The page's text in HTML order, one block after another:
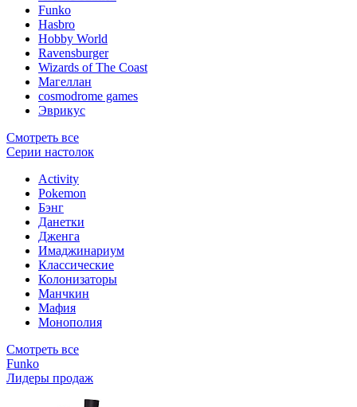
Funko
Hasbro
Hobby World
Ravensburger
Wizards of The Coast
Магеллан
сosmodrome games
Эврикус
Смотреть все
Серии настолок
Activity
Pokemon
Бэнг
Данетки
Дженга
Имаджинариум
Классические
Колонизаторы
Манчкин
Мафия
Монополия
Смотреть все
Funko
Лидеры продаж